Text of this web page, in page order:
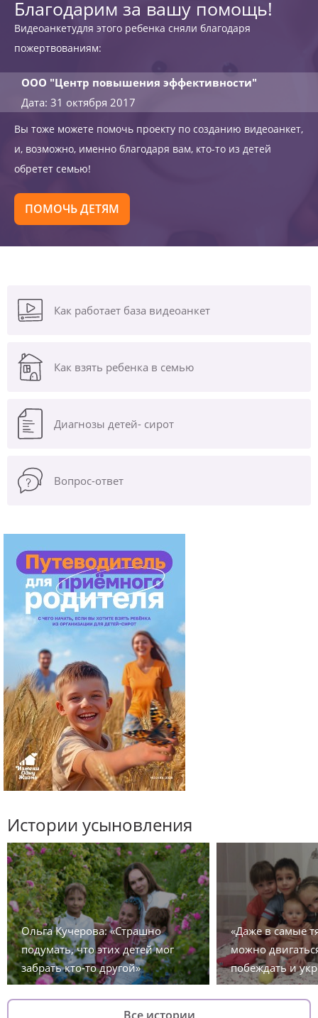
Благодарим за вашу помощь!
Видеоанкетудля этого ребенка сняли благодаря
пожертвованиям:
ООО "Центр повышения эффективности"
Дата: 31 октября 2017
Вы тоже можете помочь проекту по созданию видеоанкет,
и, возможно, именно благодаря вам, кто-то из детей
обретет семью!
ПОМОЧЬ ДЕТЯМ
Как работает база видеоанкет
Как взять ребенка в семью
Диагнозы детей- сирот
Вопрос-ответ
Истории усыновления
Ольга Кучерова: «Страшно
подумать, что этих детей мог
забрать кто-то другой»
«Даже в самые
можно
побеждать и